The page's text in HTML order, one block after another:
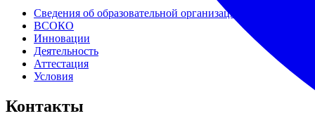
Сведения об образовательной организации
ВСОКО
Инновации
Деятельность
Аттестация
Условия
Контакты